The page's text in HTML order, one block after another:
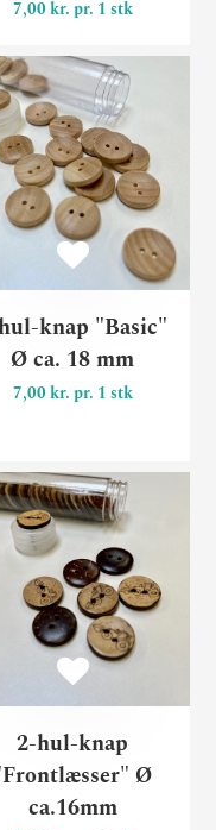
7,00 kr. pr. 1 stk
knap "Stitchline" Ø
knap "Basic"
Ø ca. 18 mm
7,00 kr. pr. 1 stk
knap "Classic" Ø ca.
2-hul-knap
Ø
ca.16mm